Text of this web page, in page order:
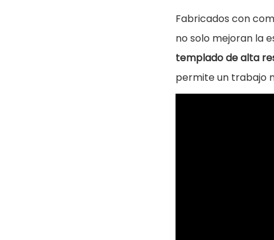
Fabricados con
no solo mejoran la
templado de alta
permite un trabajo